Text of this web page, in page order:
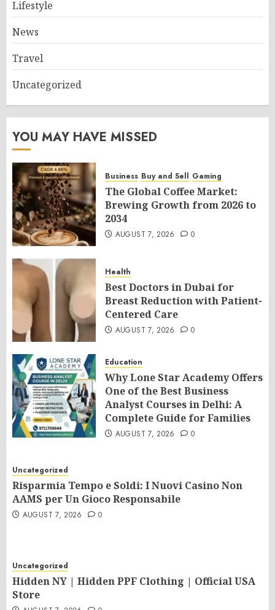
Lifestyle
News
Travel
Uncategorized
YOU MAY HAVE MISSED
Business Buy and Sell Gaming
The Global Coffee Market:
Brewing Growth from 2026 to
2034
AUGUST 7, 2026 0
Health
Best Doctors in Dubai for
Breast Reduction with Patient-
Centered Care
AUGUST 7, 2026 0
Education
Why Lone Star Academy Offers
One of the Best Business
Analyst Courses in Delhi: A
Complete Guide for Families
AUGUST 7, 2026 0
Uncategorized
Risparmia Tempo e Soldi: I Nuovi Casino Non
AAMS per Un Gioco Responsabile
AUGUST 7, 2026 0
Uncategorized
Hidden NY | Hidden PPF Clothing | Official USA
Store